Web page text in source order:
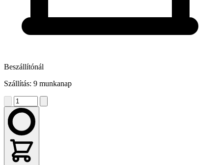
Beszállítónál
Szállítás: 9 munkanap